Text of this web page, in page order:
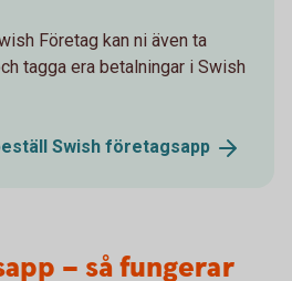
Företag kan ni även ta
tagga era betalningar i Swish
Swish företagsapp
– så fungerar